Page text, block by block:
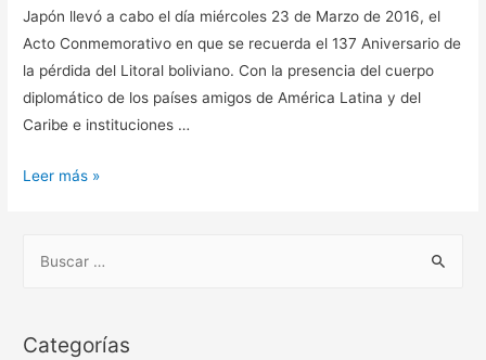
Japón llevó a cabo el día miércoles 23 de Marzo de 2016, el
Acto Conmemorativo en que se recuerda el 137 Aniversario de
la pérdida del Litoral boliviano. Con la presencia del cuerpo
diplomático de los países amigos de América Latina y del
Caribe e instituciones …
Ceremonia
del
Leer más »
c
Categorías